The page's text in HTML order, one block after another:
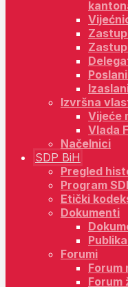
Izvršna
Vijeće
Vlada
Načelnici
SDP BiH
Pregled
Program
Etički
Dokumenti
Forumi
Forum
Forum